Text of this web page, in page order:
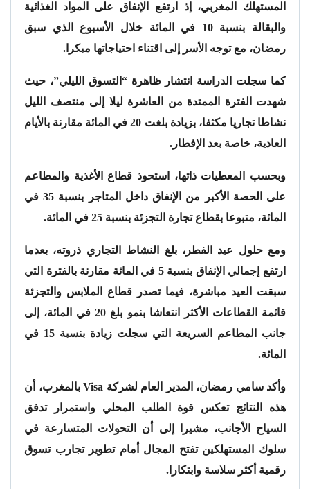
المستهلك المغربي، إذ ارتفع الإنفاق على المواد الغذائية
والبقالة بنسبة 10 في المائة خلال الأسبوع الذي سبق
رمضان، مع توجه الأسر إلى اقتناء احتياجاتها مبكرا.
كما سجلت الدراسة انتشار ظاهرة “التسوق الليلي”، حيث
شهدت الفترة الممتدة من العاشرة ليلا إلى منتصف الليل
نشاطا تجاريا مكثفا، بزيادة بلغت 20 في المائة مقارنة بالأيام
العادية، خاصة بعد الإفطار.
وبحسب المعطيات ذاتها، استحوذ قطاع الأغذية والمطاعم
على الحصة الأكبر من الإنفاق داخل المتاجر بنسبة 35 في
المائة، متبوعا بقطاع تجارة التجزئة بنسبة 25 في المائة.
ومع حلول عيد الفطر، بلغ النشاط التجاري ذروته، بعدما
ارتفع إجمالي الإنفاق بنسبة 5 في المائة مقارنة بالفترة التي
سبقت العيد مباشرة، فيما تصدر قطاع الملابس والتجزئة
قائمة القطاعات الأكثر انتعاشا بنمو بلغ 20 في المائة، إلى
جانب المطاعم السريعة التي سجلت زيادة بنسبة 15 في
المائة.
وأكد سامي رمضان، المدير العام لشركة Visa بالمغرب، أن
هذه النتائج تعكس قوة الطلب المحلي واستمرار تدفق
السياح الأجانب، مشيرا إلى أن التحولات المتسارعة في
سلوك المستهلكين تفتح المجال أمام تطوير تجارب تسوق
رقمية أكثر سلاسة وابتكارا.